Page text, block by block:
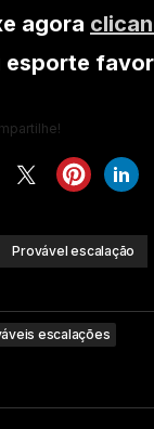
agora
esporte
Provável escalação
escalações